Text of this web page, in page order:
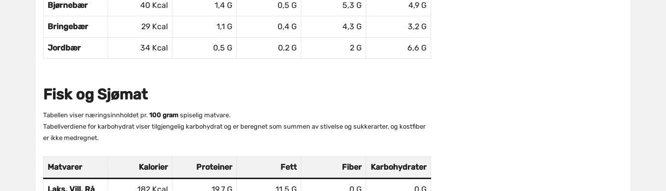
Bjørnebær 40 Kcal 1,4 G 0,5 G 5,3 G 4,9 G
Bringebær 29 Kcal 1,1 G 0,4 G 4,3 G 3,2 G
Jordbær 34 Kcal 0,5 G 0,2 G 2 G 6,6 G
Fisk og Sjømat
Tabellen viser næringsinnholdet pr. 100 gram spiselig matvare.
Tabellverdiene for karbohydrat viser tilgjengelig karbohydrat og er beregnet som summen av stivelse og sukkerarter, og kostfiber
er ikke medregnet.
Matvarer Kalorier Proteiner Fett Fiber Karbohydrater